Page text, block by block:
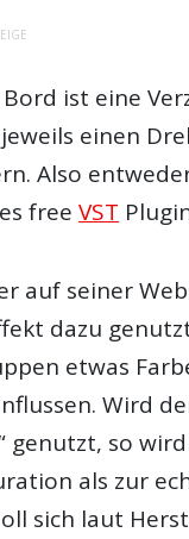
ist eine
einen
Also
freeVST
auf seiner
dazu
etwas
Wird
genutzt, so
als zur
sich laut